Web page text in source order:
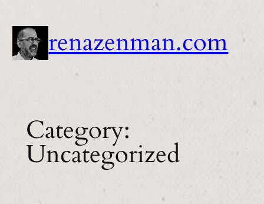
to
content
renazenman.com
Category:
Uncategorized